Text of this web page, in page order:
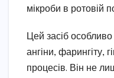
мікроби в ротовій
Цей засіб
ангіни, фарингіту,
процесів. Він не